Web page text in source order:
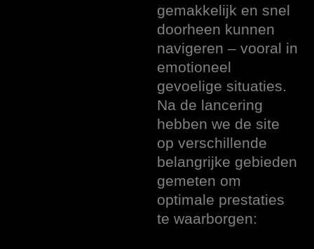
gemakkelijk en snel
doorheen kunnen
navigeren – vooral in
emotioneel
gevoelige situaties.
Na de lancering
hebben we de site
op verschillende
belangrijke gebieden
gemeten om
optimale prestaties
te waarborgen: